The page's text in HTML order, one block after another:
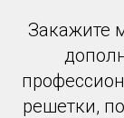
Закажите
решетки,